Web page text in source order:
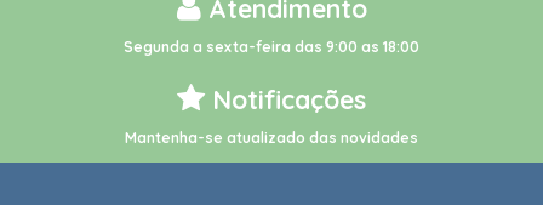
Atendimento
Segunda a sexta-feira das 9:00 as 18:00
Notificações
Mantenha-se atualizado das novidades